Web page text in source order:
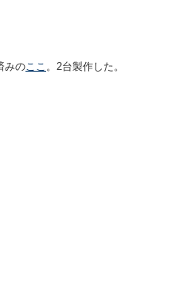
みのここ 。2台製作した。